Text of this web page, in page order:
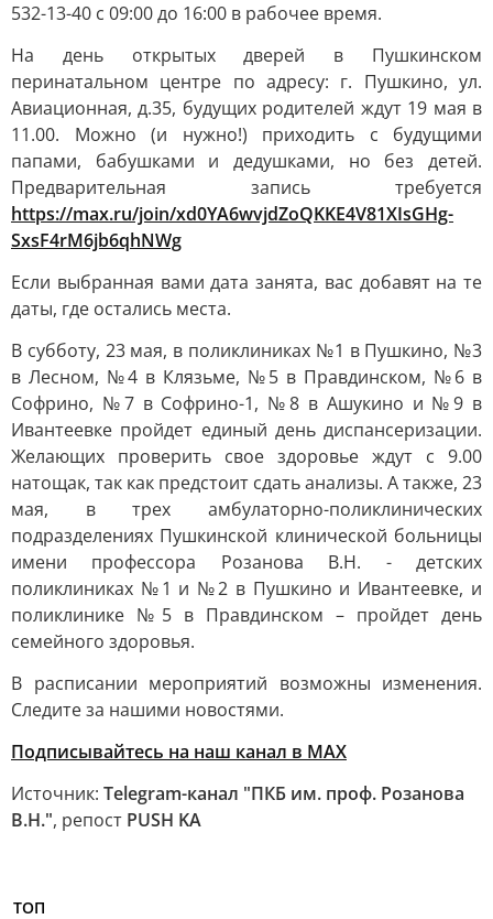
532-13-40 с 09:00 до 16:00 в рабочее время.
На день открытых дверей в Пушкинском
перинатальном центре по адресу: г. Пушкино, ул.
Авиационная, д.35, будущих родителей ждут 19 мая в
11.00. Можно (и нужно!) приходить с будущими
папами, бабушками и дедушками, но без детей.
Предварительная запись требуется
https://max.ru/join/xd0YA6wvjdZoQKKE4V81XIsGHg-
SxsF4rM6jb6qhNWg
Если выбранная вами дата занята, вас добавят на те
даты, где остались места.
В субботу, 23 мая, в поликлиниках №1 в Пушкино, №3
в Лесном, №4 в Клязьме, №5 в Правдинском, №6 в
Софрино, №7 в Софрино-1, №8 в Ашукино и №9 в
Ивантеевке пройдет единый день диспансеризации.
Желающих проверить свое здоровье ждут с 9.00
натощак, так как предстоит сдать анализы. А также, 23
мая, в трех амбулаторно-поликлинических
подразделениях Пушкинской клинической больницы
имени профессора Розанова В.Н. - детских
поликлиниках №1 и №2 в Пушкино и Ивантеевке, и
поликлинике №5 в Правдинском – пройдет день
семейного здоровья.
В расписании мероприятий возможны изменения.
Следите за нашими новостями.
Подписывайтесь на наш канал в МАХ
Источник: Telegram-канал "ПКБ им. проф. Розанова
В.Н.", репост PUSH KA
ТОП